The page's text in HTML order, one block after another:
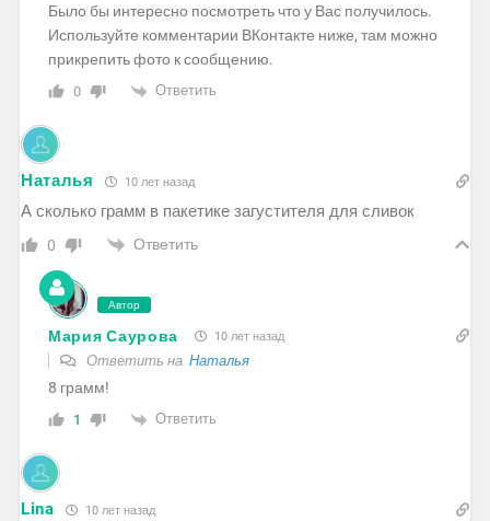
Было бы интересно посмотреть что у Вас получилось.
Используйте комментарии ВКонтакте ниже, там можно
прикрепить фото к сообщению.
0 Ответить
Наталья 10 лет назад
А сколько грамм в пакетике загустителя для сливок
0 Ответить
Автор
Мария Саурова 10 лет назад
Ответить на Наталья
8 грамм!
1 Ответить
Lina 10 лет назад